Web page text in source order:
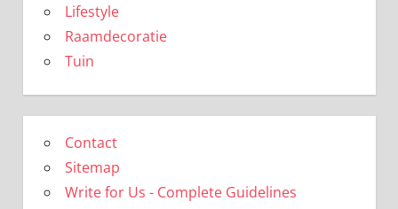
Lifestyle
Raamdecoratie
Tuin
Contact
Sitemap
Write for Us - Complete Guidelines